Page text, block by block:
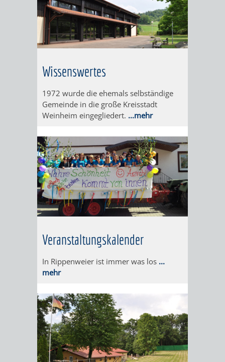
ET
RISSET
EINRICHTUNGEN
ORTSVEREINE
GESCHICHTE
ORTSVEREINE
ORTSCHAFTSRAT
GESCHICHTE
Wissenswertes
1972 wurde die ehemals selbständige
Gemeinde in die große Kreisstadt
Weinheim eingegliedert. ...mehr
Veranstaltungskalender
In Rippenweier ist immer was los ...
mehr